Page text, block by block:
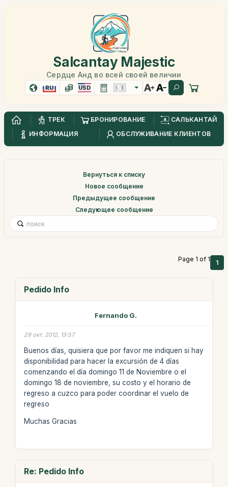
Salcantay Majestic
Сердце Анд во всей своей величии
RU USD
ТРЕК БРОНИРОВАНИЕ
САЛЬКАНТАЙ
ИНФОРМАЦИЯ
ОБСЛУЖИВАНИЕ КЛИЕНТОВ
Вернуться к списку
Новое сообщение
Предыдущее сообщение
Следующее сообщение
Page 1 of 1 1
Pedido Info
Fernando G.
29 окт. 2012, 13:57
Buenos días, quisiera que por favor me indiquen si hay
disponibilidad para hacer la excursión de 4 días
comenzando el día domingo 11 de Noviembre o el
domingo 18 de noviembre, su costo y el horario de
regreso a cuzco para poder coordinar el vuelo de
regreso
Muchas Gracias
Re: Pedido Info